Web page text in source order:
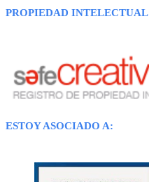
PROPIEDAD INTELECTUAL
ESTOY ASOCIADO A: